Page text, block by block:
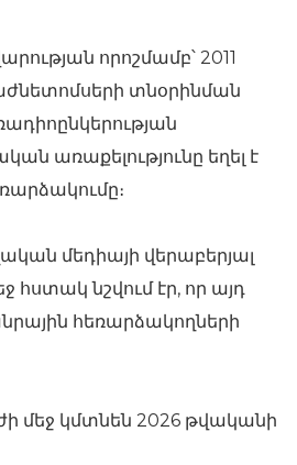
որոշմամբ՝ 2011
տնօրինման
առաքելությունը եղել է
մեդիայի վերաբերյալ
հստակ նշվում էր, որ այդ
հեռարձակողների
մեջ կմտնեն 2026 թվականի